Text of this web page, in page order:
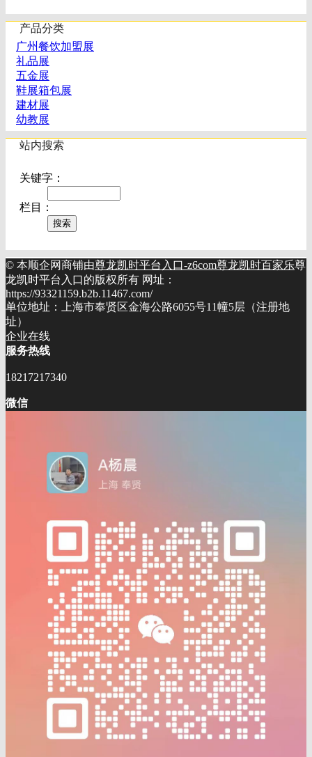
产品分类
广州餐饮加盟展
礼品展
五金展
鞋展箱包展
建材展
幼教展
站内搜索
关键字：
栏目：
© 本顺企网商铺由尊龙凯时平台入口-z6com尊龙凯时百家乐尊
龙凯时平台入口的版权所有 网址：
https://93321159.b2b.11467.com/
单位地址：上海市奉贤区金海公路6055号11幢5层（注册地
址）
企业在线
服务热线
18217217340
微信